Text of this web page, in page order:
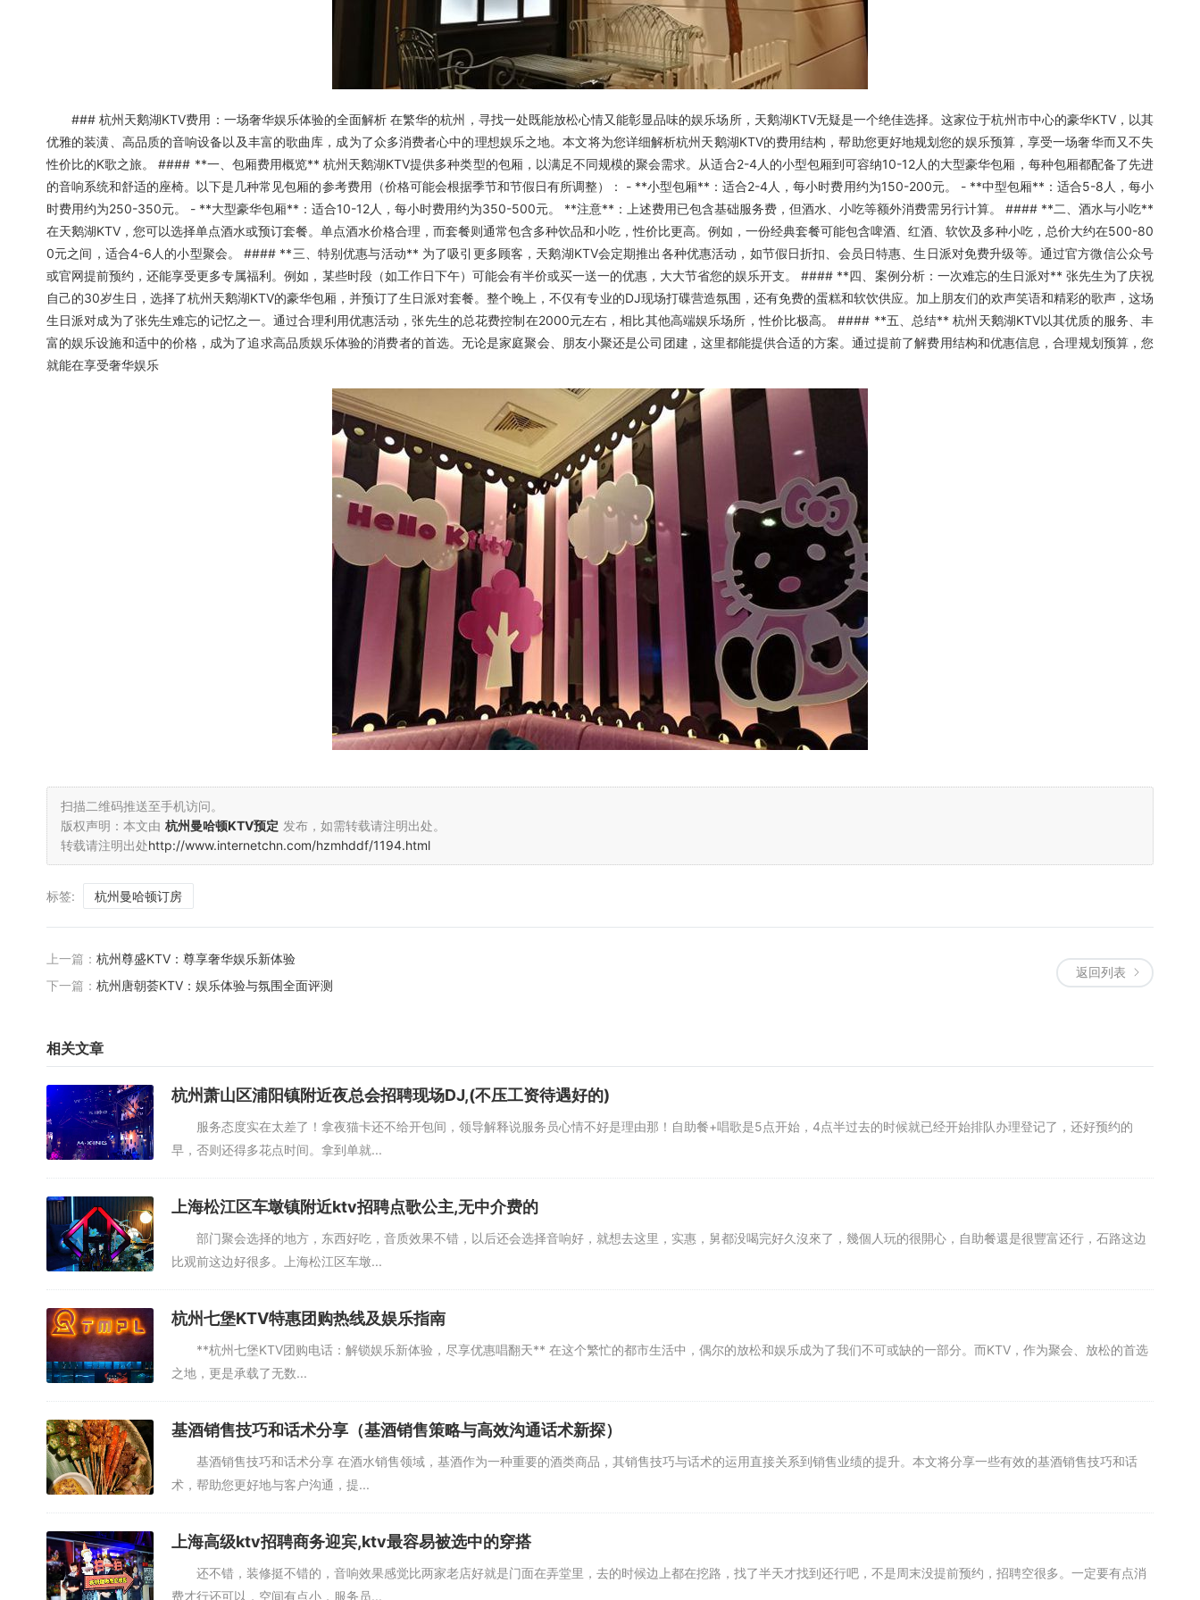
### 杭州天鹅湖KTV费用：一场奢华娱乐体验的全面解析 在繁华的杭州，寻找一处既能放松心情又能彰显品味的娱乐场所，天鹅湖KTV无疑是一个绝佳选择。这家位于杭州市中心的豪华KTV，以其
优雅的装潢、高品质的音响设备以及丰富的歌曲库，成为了众多消费者心中的理想娱乐之地。本文将为您详细解析杭州天鹅湖KTV的费用结构，帮助您更好地规划您的娱乐预算，享受一场奢华而又不失
性价比的K歌之旅。 #### **一、包厢费用概览** 杭州天鹅湖KTV提供多种类型的包厢，以满足不同规模的聚会需求。从适合2-4人的小型包厢到可容纳10-12人的大型豪华包厢，每种包厢都配备了先进
的音响系统和舒适的座椅。以下是几种常见包厢的参考费用（价格可能会根据季节和节假日有所调整）： - **小型包厢**：适合2-4人，每小时费用约为150-200元。 - **中型包厢**：适合5-8人，每小
时费用约为250-350元。 - **大型豪华包厢**：适合10-12人，每小时费用约为350-500元。 **注意**：上述费用已包含基础服务费，但酒水、小吃等额外消费需另行计算。 #### **二、酒水与小吃**
在天鹅湖KTV，您可以选择单点酒水或预订套餐。单点酒水价格合理，而套餐则通常包含多种饮品和小吃，性价比更高。例如，一份经典套餐可能包含啤酒、红酒、软饮及多种小吃，总价大约在500-80
0元之间，适合4-6人的小型聚会。 #### **三、特别优惠与活动** 为了吸引更多顾客，天鹅湖KTV会定期推出各种优惠活动，如节假日折扣、会员日特惠、生日派对免费升级等。通过官方微信公众号
或官网提前预约，还能享受更多专属福利。例如，某些时段（如工作日下午）可能会有半价或买一送一的优惠，大大节省您的娱乐开支。 #### **四、案例分析：一次难忘的生日派对** 张先生为了庆祝
自己的30岁生日，选择了杭州天鹅湖KTV的豪华包厢，并预订了生日派对套餐。整个晚上，不仅有专业的DJ现场打碟营造氛围，还有免费的蛋糕和软饮供应。加上朋友们的欢声笑语和精彩的歌声，这场
生日派对成为了张先生难忘的记忆之一。通过合理利用优惠活动，张先生的总花费控制在2000元左右，相比其他高端娱乐场所，性价比极高。 #### **五、总结** 杭州天鹅湖KTV以其优质的服务、丰
富的娱乐设施和适中的价格，成为了追求高品质娱乐体验的消费者的首选。无论是家庭聚会、朋友小聚还是公司团建，这里都能提供合适的方案。通过提前了解费用结构和优惠信息，合理规划预算，您
就能在享受奢华娱乐
扫描二维码推送至手机访问。
版权声明：本文由 杭州曼哈顿KTV预定 发布，如需转载请注明出处。
转载请注明出处http://www.internetchn.com/hzmhddf/1194.html
标签: 杭州曼哈顿订房
返回列表
上一篇： 杭州尊盛KTV：尊享奢华娱乐新体验
下一篇： 杭州唐朝荟KTV：娱乐体验与氛围全面评测
相关文章
杭州萧山区浦阳镇附近夜总会招聘现场DJ,(不压工资待遇好的)
服务态度实在太差了！拿夜猫卡还不给开包间，领导解释说服务员心情不好是理由那！自助餐+唱歌是5点开始，4点半过去的时候就已经开始排队办理登记了，还好预约的
早，否则还得多花点时间。拿到单就...
上海松江区车墩镇附近ktv招聘点歌公主,无中介费的
部门聚会选择的地方，东西好吃，音质效果不错，以后还会选择音响好，就想去这里，实惠，舅都没喝完好久沒來了，幾個人玩的很開心，自助餐還是很豐富还行，石路这边
比观前这边好很多。上海松江区车墩...
杭州七堡KTV特惠团购热线及娱乐指南
**杭州七堡KTV团购电话：解锁娱乐新体验，尽享优惠唱翻天** 在这个繁忙的都市生活中，偶尔的放松和娱乐成为了我们不可或缺的一部分。而KTV，作为聚会、放松的首选
之地，更是承载了无数...
基酒销售技巧和话术分享（基酒销售策略与高效沟通话术新探）
基酒销售技巧和话术分享 在酒水销售领域，基酒作为一种重要的酒类商品，其销售技巧与话术的运用直接关系到销售业绩的提升。本文将分享一些有效的基酒销售技巧和话
术，帮助您更好地与客户沟通，提...
上海高级ktv招聘商务迎宾,ktv最容易被选中的穿搭
还不错，装修挺不错的，音响效果感觉比两家老店好就是门面在弄堂里，去的时候边上都在挖路，找了半天才找到还行吧，不是周末没提前预约，招聘空很多。一定要有点消
费才行还可以，空间有点小，服务员...